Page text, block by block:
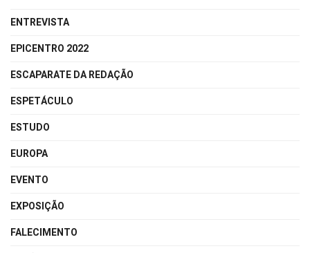
ENTREVISTA
EPICENTRO 2022
ESCAPARATE DA REDAÇÃO
ESPETÁCULO
ESTUDO
EUROPA
EVENTO
EXPOSIÇÃO
FALECIMENTO